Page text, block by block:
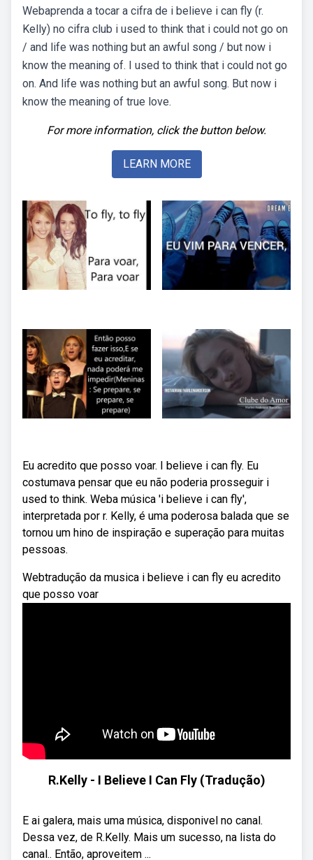
Webaprenda a tocar a cifra de i believe i can fly (r.
Kelly) no cifra club i used to think that i could not go on
/ and life was nothing but an awful song / but now i
know the meaning of. I used to think that i could not go
on. And life was nothing but an awful song. But now i
know the meaning of true love.
For more information, click the button below.
LEARN MORE
Eu acredito que posso voar. I believe i can fly. Eu
costumava pensar que eu não poderia prosseguir i
used to think. Weba música 'i believe i can fly',
interpretada por r. Kelly, é uma poderosa balada que se
tornou um hino de inspiração e superação para muitas
pessoas.
Webtradução da musica i believe i can fly eu acredito
que posso voar
R.Kelly - I Believe I Can Fly (Tradução)
E ai galera, mais uma música, disponivel no canal.
Dessa vez, de R.Kelly. Mais um sucesso, na lista do
canal.. Então, aproveitem ...